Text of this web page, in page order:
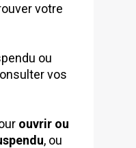
votre
ou
vos
ouvrir ou
, ou